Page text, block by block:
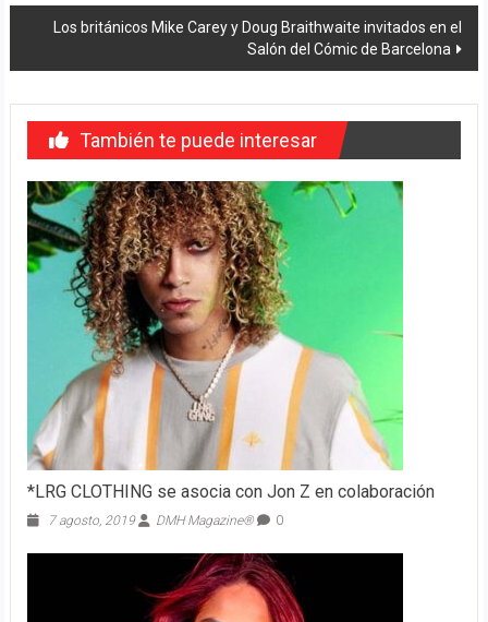
entradas
Los británicos Mike Carey y Doug Braithwaite invitados en el
Salón del Cómic de Barcelona
También te puede interesar
*LRG CLOTHING se asocia con Jon Z en colaboración
7 agosto, 2019 DMH Magazine® 0